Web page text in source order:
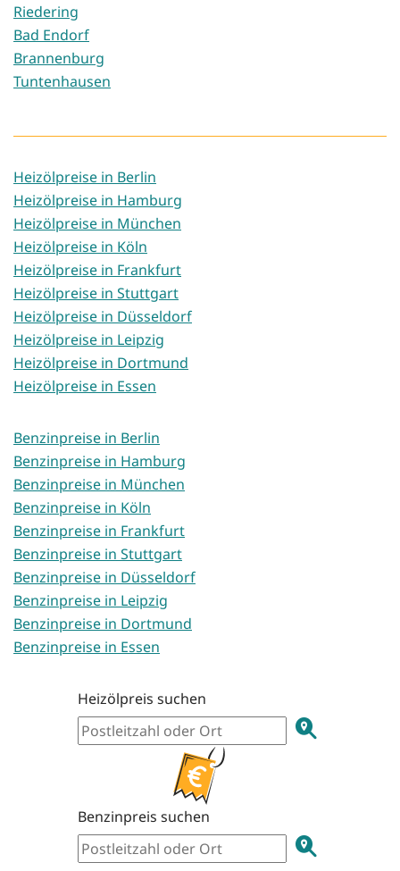
Riedering
Bad Endorf
Brannenburg
Tuntenhausen
Heizölpreise in Berlin
Heizölpreise in Hamburg
Heizölpreise in München
Heizölpreise in Köln
Heizölpreise in Frankfurt
Heizölpreise in Stuttgart
Heizölpreise in Düsseldorf
Heizölpreise in Leipzig
Heizölpreise in Dortmund
Heizölpreise in Essen
Benzinpreise in Berlin
Benzinpreise in Hamburg
Benzinpreise in München
Benzinpreise in Köln
Benzinpreise in Frankfurt
Benzinpreise in Stuttgart
Benzinpreise in Düsseldorf
Benzinpreise in Leipzig
Benzinpreise in Dortmund
Benzinpreise in Essen
Heizölpreis suchen
Benzinpreis suchen